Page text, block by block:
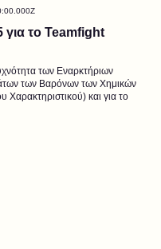
το Teamfight
των Εναρκτήριων
των Βαρόνων των Χημικών
Χαρακτηριστικού) και για το